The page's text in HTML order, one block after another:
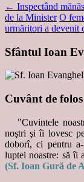
← Inspectând
de la Minister O
urmăritori a devenit
Sfântul Ioan
Cuvânt de folos
"Cuvintele
noştri şi îi lovesc
doborî, ci pentru
luptei noastre: să îi
(Sf. Ioan Gură de